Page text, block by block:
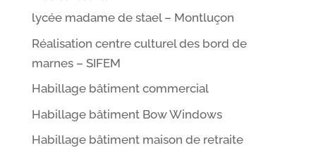
lycée madame de stael – Montluçon
Réalisation centre culturel des bord de
marnes – SIFEM
Habillage bâtiment commercial
Habillage bâtiment Bow Windows
Habillage bâtiment maison de retraite